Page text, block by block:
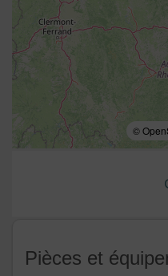
©
Pièces et